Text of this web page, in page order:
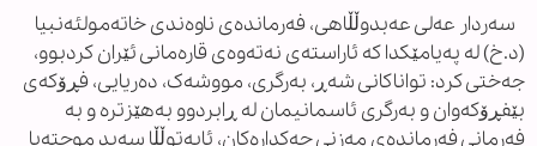
سەردار عەلی عەبدوڵڵاهی، فەرماندەی ناوەندی خاتەمولئەنبیا
(د.خ) لە پەیامێکدا کە ئاراستەی نەتەوەی قارەمانی ئێران کردبوو،
جەختی کرد: تواناکانی شەڕ، بەرگری، مووشەک، دەریایی، فڕۆکەی
بێفڕۆکەوان و بەرگری ئاسمانیمان لە ڕابردوو بەهێزترە و بە
فەرمانی فەرماندەی مەزنی چەکدارەکان، ئایەتوڵڵا سەید موجتەبا